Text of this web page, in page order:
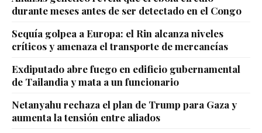
durante meses antes de ser detectado en el Congo
Sequía golpea a Europa: el Rin alcanza niveles
críticos y amenaza el transporte de mercancías
Exdiputado abre fuego en edificio gubernamental
de Tailandia y mata a un funcionario
Netanyahu rechaza el plan de Trump para Gaza y
aumenta la tensión entre aliados